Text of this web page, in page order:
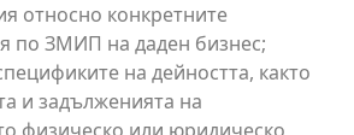
относно конкретните
по ЗМИП на даден бизнес;
на дейността, както
и задълженията на